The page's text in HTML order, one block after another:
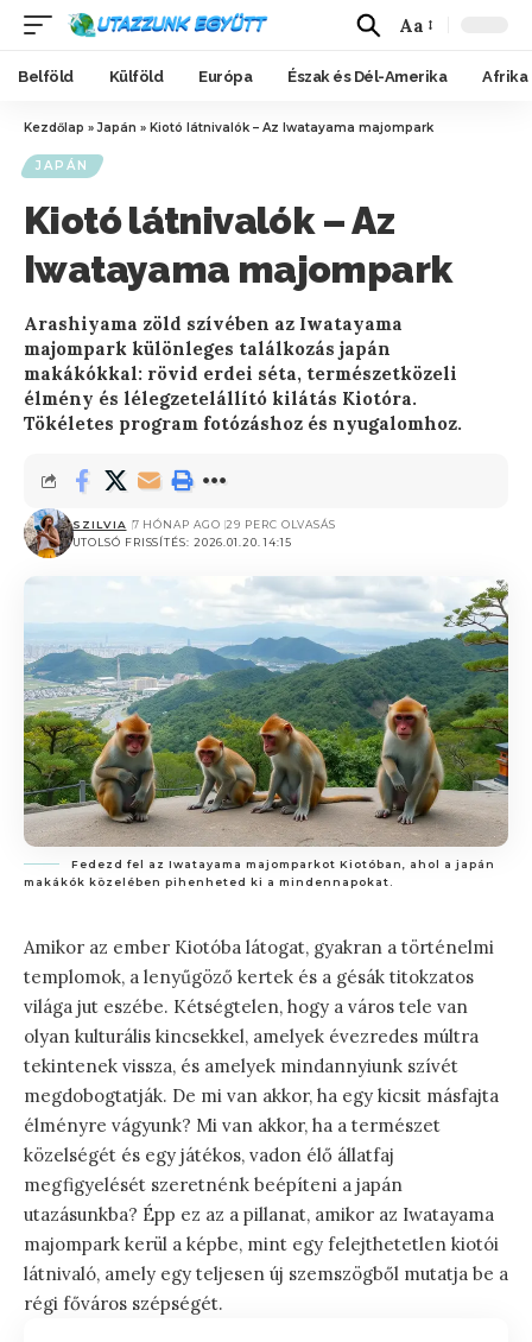
Aa
Belföld Külföld Európa Észak és Dél-Amerika Afrika
Kezdőlap »Japán » Kiotó látnivalók – Az Iwatayama majompark
JAPÁN
Kiotó látnivalók – Az
Iwatayama majompark
Arashiyama zöld szívében az Iwatayama
majompark különleges találkozás japán
makákókkal: rövid erdei séta, természetközeli
élmény és lélegzetelállító kilátás Kiotóra.
Tökéletes program fotózáshoz és nyugalomhoz.
UTOLSÓ FRISSÍTÉS: 2026.01.20. 14:15
SZILVIA 7 HÓNAP AGO 29 PERC OLVASÁS
Fedezd fel az Iwatayama majomparkot Kiotóban, ahol a japán
makákók közelében pihenheted ki a mindennapokat.
Amikor az ember Kiotóba látogat, gyakran a történelmi
templomok, a lenyűgöző kertek és a gésák titokzatos
világa jut eszébe. Kétségtelen, hogy a város tele van
olyan kulturális kincsekkel, amelyek évezredes múltra
tekintenek vissza, és amelyek mindannyiunk szívét
megdobogtatják. De mi van akkor, ha egy kicsit másfajta
élményre vágyunk? Mi van akkor, ha a természet
közelségét és egy játékos, vadon élő állatfaj
megfigyelését szeretnénk beépíteni a japán
utazásunkba? Épp ez az a pillanat, amikor az Iwatayama
majompark kerül a képbe, mint egy felejthetetlen kiotói
látnivaló, amely egy teljesen új szemszögből mutatja be a
régi főváros szépségét.